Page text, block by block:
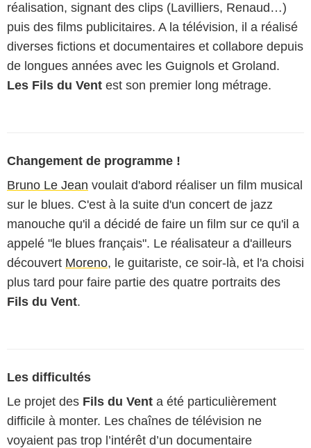
réalisation, signant des clips (Lavilliers, Renaud…)
puis des films publicitaires. A la télévision, il a réalisé
diverses fictions et documentaires et collabore depuis
de longues années avec les Guignols et Groland.
Les Fils du Vent est son premier long métrage.
Changement de programme !
Bruno Le Jean voulait d'abord réaliser un film musical
sur le blues. C'est à la suite d'un concert de jazz
manouche qu'il a décidé de faire un film sur ce qu'il a
appelé "le blues français". Le réalisateur a d'ailleurs
découvert Moreno, le guitariste, ce soir-là, et l'a choisi
plus tard pour faire partie des quatre portraits des
Fils du Vent.
Les difficultés
Le projet des Fils du Vent a été particulièrement
difficile à monter. Les chaînes de télévision ne
voyaient pas trop l’intérêt d’un documentaire